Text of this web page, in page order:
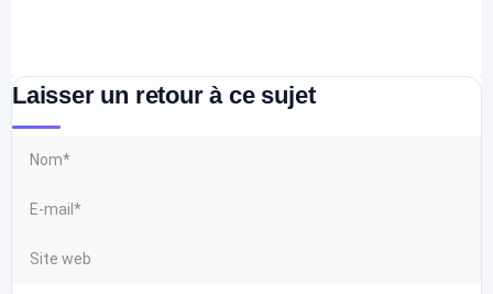
Laisser un retour à ce sujet